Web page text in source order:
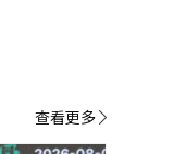
查看更多